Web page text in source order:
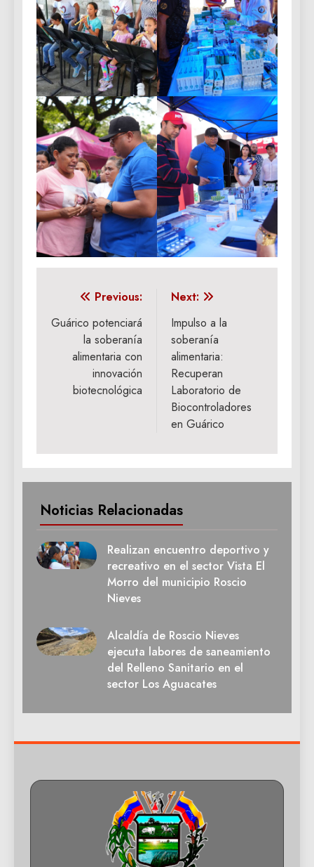
Navegación
de
entradas
Previous:
Guárico potenciará
la soberanía
alimentaria con
innovación
biotecnológica
Next:
Impulso a la
soberanía
alimentaria:
Recuperan
Laboratorio de
Biocontroladores
en Guárico
Noticias Relacionadas
Realizan encuentro deportivo y
recreativo en el sector Vista El
Morro del municipio Roscio
Nieves
Alcaldía de Roscio Nieves
ejecuta labores de saneamiento
del Relleno Sanitario en el
sector Los Aguacates